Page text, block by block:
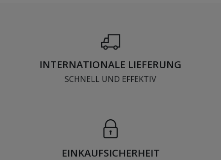
INTERNATIONALE LIEFERUNG
SCHNELL UND EFFEKTIV
EINKAUFSICHERHEIT